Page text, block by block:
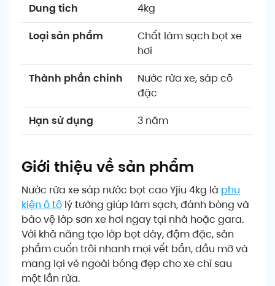
Dung tích
4kg
Loại sản phẩm
Chất làm sạch bọt xe
hơi
Thành phần chính
Nước rửa xe, sáp cô
đặc
Hạn sử dụng
3 năm
Giới thiệu về sản phẩm
Nước rửa xe sáp nước bọt cao Yjiu 4kg là phụ
kiện ô tô lý tưởng giúp làm sạch, đánh bóng và
bảo vệ lớp sơn xe hơi ngay tại nhà hoặc gara.
Với khả năng tạo lớp bọt dày, đậm đặc, sản
phẩm cuốn trôi nhanh mọi vết bẩn, dầu mỡ và
mang lại vẻ ngoài bóng đẹp cho xe chỉ sau
một lần rửa.